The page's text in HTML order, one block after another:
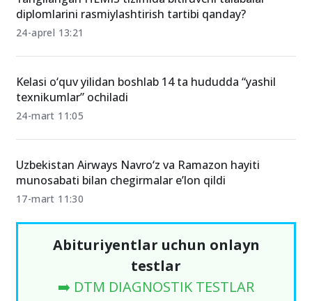
diplomlarini rasmiylashtirish tartibi qanday?
24-aprel 13:21
Kelasi o‘quv yilidan boshlab 14 ta hududda “yashil
texnikumlar” ochiladi
24-mart 11:05
Uzbekistan Airways Navro‘z va Ramazon hayiti
munosabati bilan chegirmalar e’lon qildi
17-mart 11:30
Abituriyentlar uchun onlayn
testlar
➡️ DTM DIAGNOSTIK TESTLAR